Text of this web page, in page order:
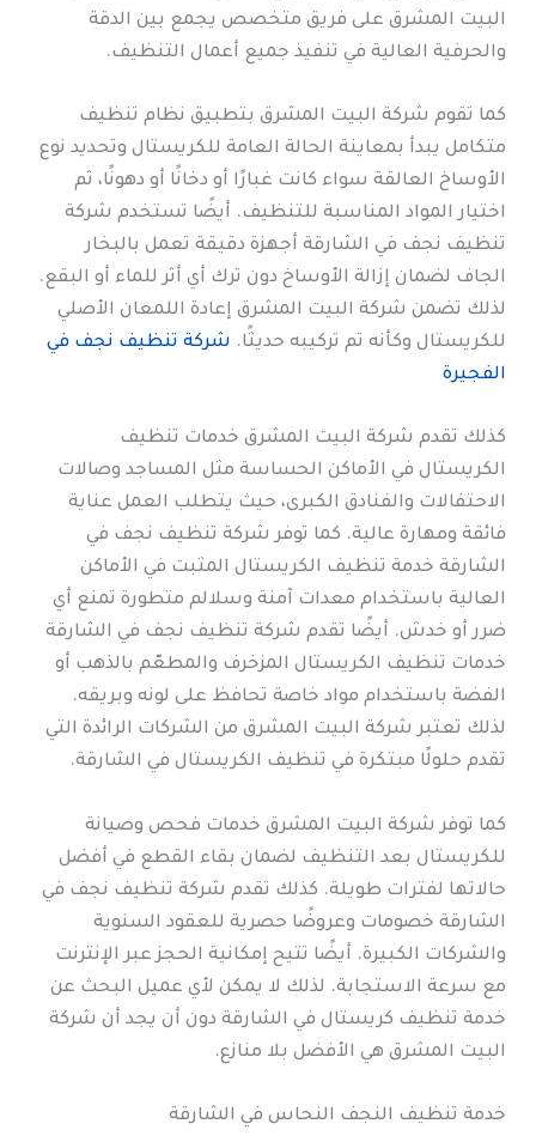
البيت المشرق على فريق متخصص يجمع بين الدقة
والحرفية العالية في تنفيذ جميع أعمال التنظيف.
كما تقوم شركة البيت المشرق بتطبيق نظام تنظيف
متكامل يبدأ بمعاينة الحالة العامة للكريستال وتحديد نوع
الأوساخ العالقة سواء كانت غبارًا أو دخانًا أو دهونًا، ثم
اختيار المواد المناسبة للتنظيف. أيضًا تستخدم شركة
تنظيف نجف في الشارقة أجهزة دقيقة تعمل بالبخار
الجاف لضمان إزالة الأوساخ دون ترك أي أثر للماء أو البقع.
لذلك تضمن شركة البيت المشرق إعادة اللمعان الأصلي
للكريستال وكأنه تم تركيبه حديثًا. شركة تنظيف نجف في
الفجيرة
كذلك تقدم شركة البيت المشرق خدمات تنظيف
الكريستال في الأماكن الحساسة مثل المساجد وصالات
الاحتفالات والفنادق الكبرى، حيث يتطلب العمل عناية
فائقة ومهارة عالية. كما توفر شركة تنظيف نجف في
الشارقة خدمة تنظيف الكريستال المثبت في الأماكن
العالية باستخدام معدات آمنة وسلالم متطورة تمنع أي
ضرر أو خدش. أيضًا تقدم شركة تنظيف نجف في الشارقة
خدمات تنظيف الكريستال المزخرف والمطعّم بالذهب أو
الفضة باستخدام مواد خاصة تحافظ على لونه وبريقه.
لذلك تعتبر شركة البيت المشرق من الشركات الرائدة التي
تقدم حلولًا مبتكرة في تنظيف الكريستال في الشارقة.
كما توفر شركة البيت المشرق خدمات فحص وصيانة
للكريستال بعد التنظيف لضمان بقاء القطع في أفضل
حالاتها لفترات طويلة. كذلك تقدم شركة تنظيف نجف في
الشارقة خصومات وعروضًا حصرية للعقود السنوية
والشركات الكبيرة. أيضًا تتيح إمكانية الحجز عبر الإنترنت
مع سرعة الاستجابة. لذلك لا يمكن لأي عميل البحث عن
خدمة تنظيف كريستال في الشارقة دون أن يجد أن شركة
البيت المشرق هي الأفضل بلا منازع.
خدمة تنظيف النجف النحاس في الشارقة